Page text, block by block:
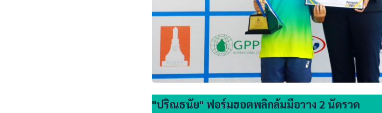
"ปริณธนัย" ฟอร์มฮอตพลิกล้มมือวาง 2 นัดรวด